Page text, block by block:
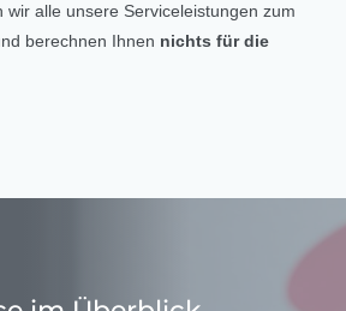
wir alle unsere Serviceleistungen zum
berechnen Ihnen nichts für die